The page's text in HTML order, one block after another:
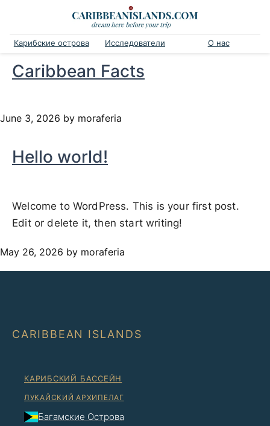
Карибские острова Исследователи О нас
Caribbean Facts
June 3, 2026 by moraferia
Hello world!
Welcome to WordPress. This is your first post.
Edit or delete it, then start writing!
May 26, 2026 by moraferia
CARIBBEAN ISLANDS
КАРИБСКИЙ БАССЕЙН
ЛУКАЙСКИЙ АРХИПЕЛАГ
Багамские Острова